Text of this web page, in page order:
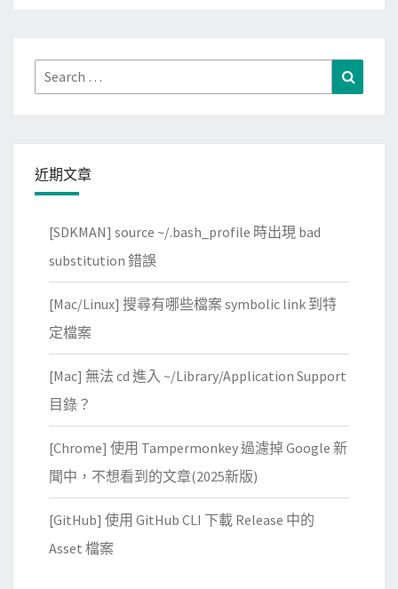
?
P
檔
案
反
J
v
a
始
碼
Search
for:
近期文章
[SDKMAN] source ~/.bash_profile 時出現 bad
substitution 錯誤
[Mac/Linux] 搜尋有哪些檔案 symbolic link 到特
定檔案
[Mac] 無法 cd 進入 ~/Library/Application Support
目錄？
[Chrome] 使用 Tampermonkey 過濾掉 Google 新
聞中，不想看到的文章(2025新版)
[GitHub] 使用 GitHub CLI 下載 Release 中的
Asset 檔案